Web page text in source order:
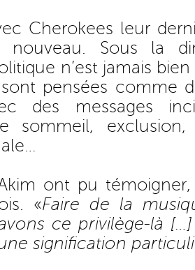
Cherokees leur
nouveau. Sous la
n’est jamais
pensées comme
des messages
sommeil, exclusion,
ont pu
«Faire de la
ce privilège-là
signification